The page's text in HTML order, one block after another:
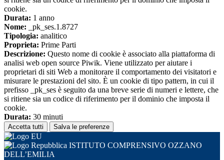
cookie.
Durata: 1 anno
Nome: _pk_ses.1.8727
Tipologia: analitico
Proprieta: Prime Parti
Descrizione: Questo nome di cookie è associato alla piattaforma di
analisi web open source Piwik. Viene utilizzato per aiutare i
proprietari di siti Web a monitorare il comportamento dei visitatori e
misurare le prestazioni del sito. È un cookie di tipo pattern, in cui il
prefisso _pk_ses è seguito da una breve serie di numeri e lettere, che
si ritiene sia un codice di riferimento per il dominio che imposta il
cookie.
Durata: 30 minuti
Accetta tutti Salva le preferenze
ISTITUTO COMPRENSIVO OZZANO
DELL’EMILIA